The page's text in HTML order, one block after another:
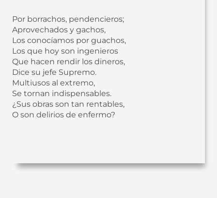
Por borrachos, pendencieros;
Aprovechados y gachos,
Los conocíamos por guachos,
Los que hoy son ingenieros
Que hacen rendir los dineros,
Dice su jefe Supremo.
Multiusos al extremo,
Se tornan indispensables.
¿Sus obras son tan rentables,
O son delirios de enfermo?